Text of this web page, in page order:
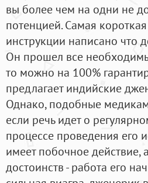
вы более чем на одни не
потенцией. Самая
инструкции написано что
Он прошел все
то можно на 100%
предлагает индийские
Однако, подобные
если речь идет о
процессе проведения его
имеет побочное действие,
достоинств - работа его